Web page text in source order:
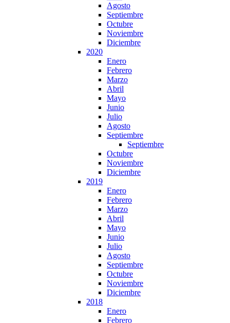
Agosto
Septiembre
Octubre
Noviembre
Diciembre
2020
Enero
Febrero
Marzo
Abril
Mayo
Junio
Julio
Agosto
Septiembre
Septiembre
Octubre
Noviembre
Diciembre
2019
Enero
Febrero
Marzo
Abril
Mayo
Junio
Julio
Agosto
Septiembre
Octubre
Noviembre
Diciembre
2018
Enero
Febrero